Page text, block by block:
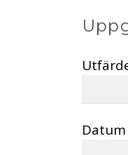
Datum